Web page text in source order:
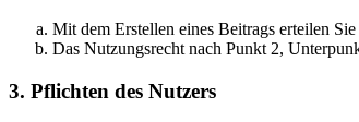
Mit dem Erstellen eines Beitrags erteilen
Das Nutzungsrecht nach Punkt 2,
3. Pflichten des Nutzers